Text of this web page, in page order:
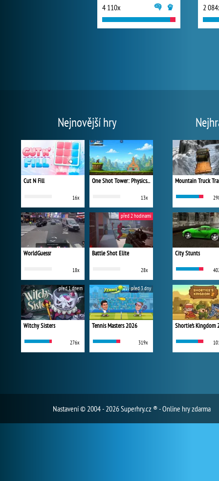
4 110x 2
Nejnovější hry
Cut N Fill
16x
One Shot Tower: Physics Destroyer
13x
WorldGuessr
18x
Battle Shot Elite
28x
před 2 hodinami
Witchy Sisters
276x
před 1 dnem
Tennis Masters 2026
319x
před 3 dny
Mountain Truck
City Stunts
Shortie's Kingdom
Nastavení© 2004 - 2026 Superhry.cz ® - Online hry zdarma